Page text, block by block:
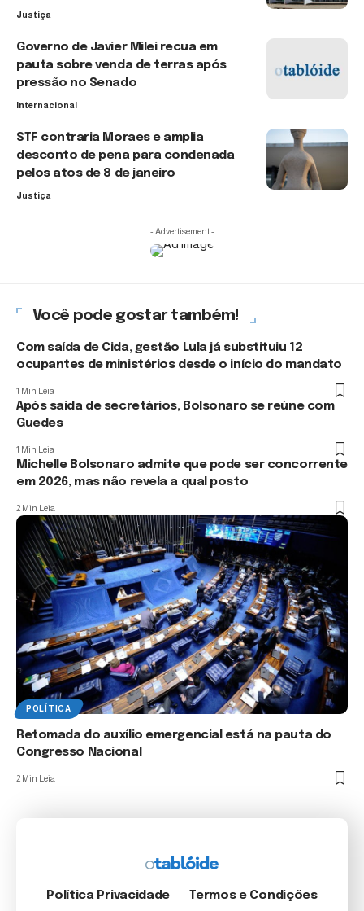
Justiça
Governo de Javier Milei recua em
pauta sobre venda de terras após
pressão no Senado
Internacional
STF contraria Moraes e amplia
desconto de pena para condenada
pelos atos de 8 de janeiro
Justiça
- Advertisement -
Você pode gostar também!
Com saída de Cida, gestão Lula já substituiu 12
ocupantes de ministérios desde o início do mandato
1 Min Leia
Após saída de secretários, Bolsonaro se reúne com
Guedes
1 Min Leia
Michelle Bolsonaro admite que pode ser concorrente
em 2026, mas não revela a qual posto
2 Min Leia
POLÍTICA
Retomada do auxílio emergencial está na pauta do
Congresso Nacional
2 Min Leia
Política Privacidade Termos e Condições